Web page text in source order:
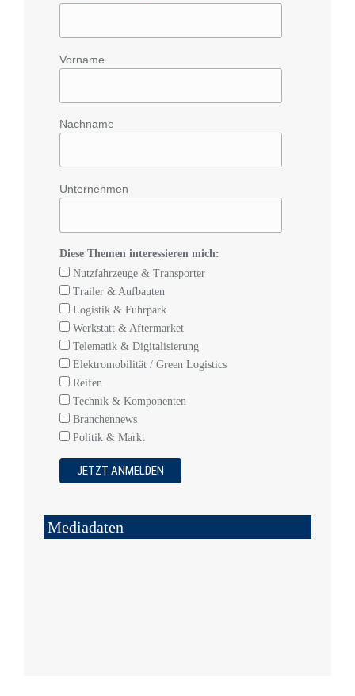
Vorname
Nachname
Unternehmen
Diese Themen interessieren mich:
Nutzfahrzeuge & Transporter
Trailer & Aufbauten
Logistik & Fuhrpark
Werkstatt & Aftermarket
Telematik & Digitalisierung
Elektromobilität / Green Logistics
Reifen
Technik & Komponenten
Branchennews
Politik & Markt
Mediadaten